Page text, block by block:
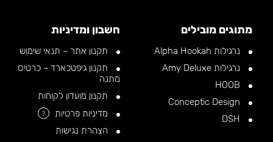
מתוגים מובילים
נרגילות Alpha Hookah
נרגילות Amy Deluxe
חשבון ומדיניות
תקנון אתר – תנאי שימוש
תקנון גיפטכארד – כרטיס
מתנה
תקנון מועדון לקוחות
מדיניות פרטיות
?
הצהרת נגישות